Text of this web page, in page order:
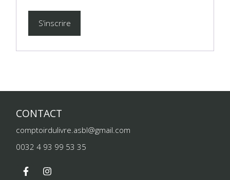
S’inscrire
CONTACT
comptoirdulivre.asbl@gmail.com
0032 4 93 99 53 35